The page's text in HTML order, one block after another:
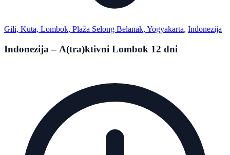
Gili, Kuta, Lombok, Plaža Selong Belanak, Yogyakarta, Indonezija
Indonezija – A(tra)ktivni Lombok 12 dni